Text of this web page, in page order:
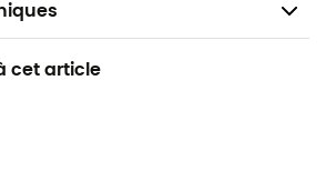
/ Ski all mountain / Ski
cet article